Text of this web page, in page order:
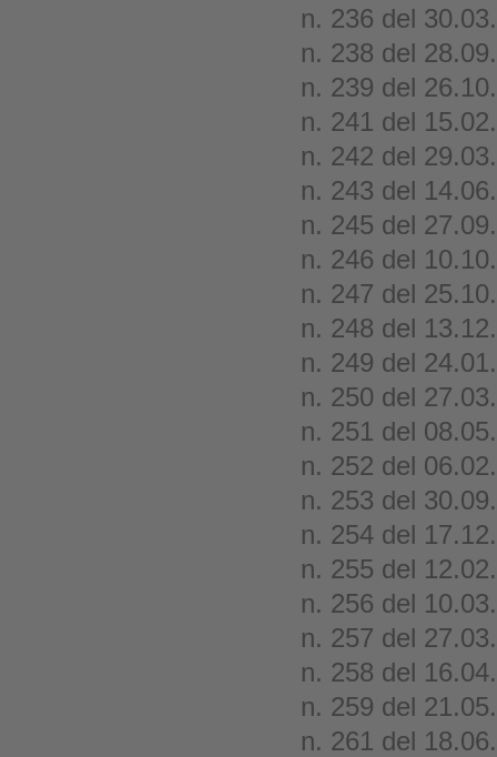
n. 236 del
n. 238 del
n. 239 del
n. 241 del
n. 242 del
n. 243 del
n. 245 del
n. 246 del
n. 247 del
n. 248 del
n. 249 del
n. 250 del
n. 251 del
n. 252 del
n. 253 del
n. 254 del
n. 255 del
n. 256 del
n. 257 del
n. 258 del
n. 259 del
n. 261 del